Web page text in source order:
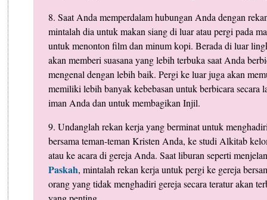
8. Saat Anda memperdalam hubungan Anda dengan
mintalah dia untuk makan siang di luar atau pergi pada
untuk menonton film dan minum kopi. Berada di luar
akan memberi suasana yang lebih terbuka saat Anda
mengenal dengan lebih baik. Pergi ke luar juga akan
memiliki lebih banyak kebebasan untuk berbicara secara
iman Anda dan untuk membagikan Injil.
9. Undanglah rekan kerja yang berminat untuk
bersama teman-teman Kristen Anda, ke studi Alkitab
atau ke acara di gereja Anda. Saat liburan seperti
Paskah, mintalah rekan kerja untuk pergi ke gereja
orang yang tidak menghadiri gereja secara teratur akan